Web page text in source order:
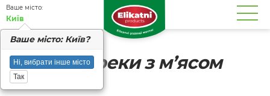
Вашe місто:
Київ
Вашe місто: Київ?
Ні, вибрати інше місто
Так
Чебуреки з м’ясом